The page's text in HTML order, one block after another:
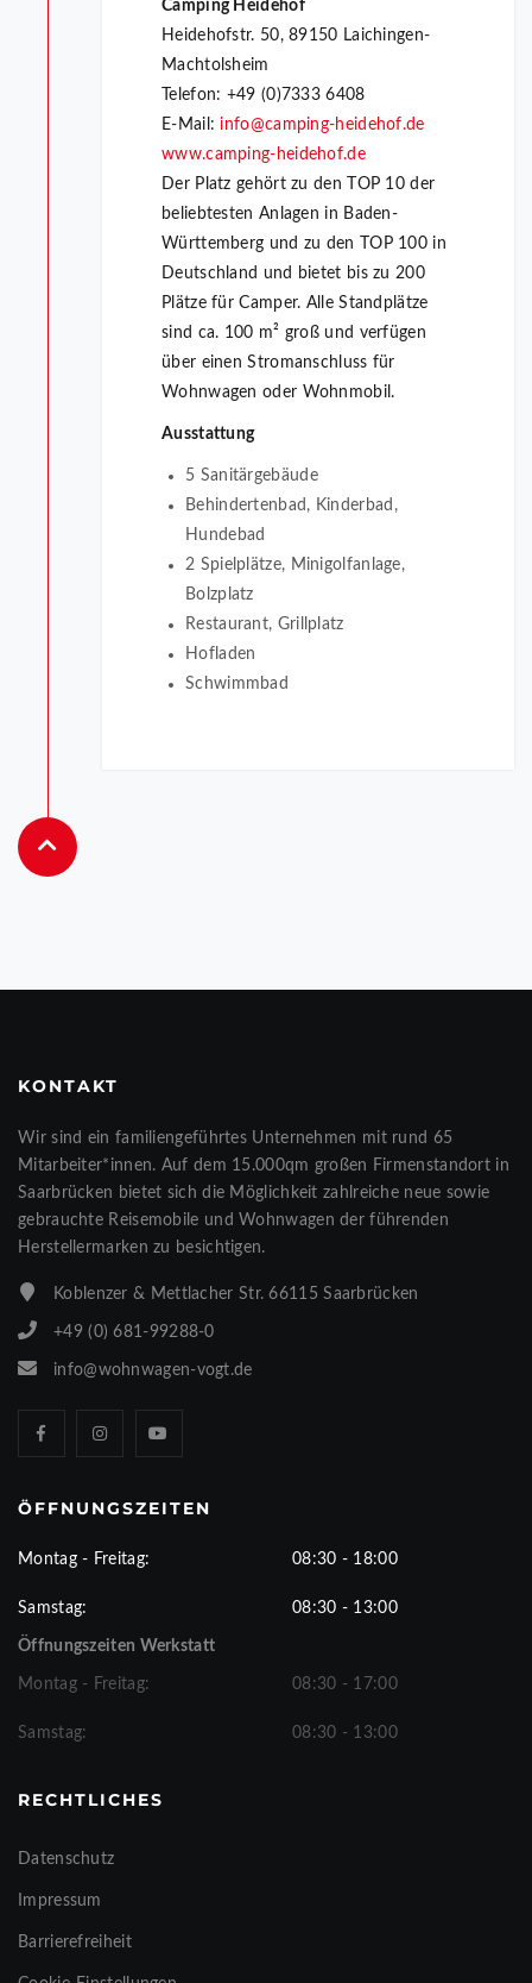
Camping Heidehof
Heidehofstr. 50, 89150 Laichingen-
Machtolsheim
Telefon: +49 (0)7333 6408
E-Mail: info@camping-heidehof.de
www.camping-heidehof.de
Der Platz gehört zu den TOP 10 der
beliebtesten Anlagen in Baden-
Württemberg und zu den TOP 100 in
Deutschland und bietet bis zu 200
Plätze für Camper. Alle Standplätze
sind ca. 100 m² groß und verfügen
über einen Stromanschluss für
Wohnwagen oder Wohnmobil.
Ausstattung
5 Sanitärgebäude
Behindertenbad, Kinderbad,
Hundebad
2 Spielplätze, Minigolfanlage,
Bolzplatz
Restaurant, Grillplatz
Hofladen
Schwimmbad
KONTAKT
Wir sind ein familiengeführtes Unternehmen mit rund 65
Mitarbeiter*innen. Auf dem 15.000qm großen Firmenstandort in
Saarbrücken bietet sich die Möglichkeit zahlreiche neue sowie
gebrauchte Reisemobile und Wohnwagen der führenden
Herstellermarken zu besichtigen.
Koblenzer & Mettlacher Str. 66115 Saarbrücken
+49 (0) 681-99288-0
info@wohnwagen-vogt.de
ÖFFNUNGSZEITEN
Montag - Freitag: 08:30 - 18:00
Samstag: 08:30 - 13:00
Öffnungszeiten Werkstatt
Montag - Freitag: 08:30 - 17:00
Samstag: 08:30 - 13:00
RECHTLICHES
Datenschutz
Impressum
Barrierefreiheit